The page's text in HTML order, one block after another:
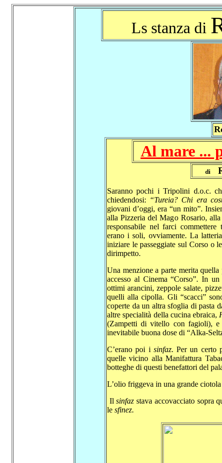
Ls stanza di
Al mare ...
di
Saranno pochi i Tripolini d.o.c.
chiedendosi: “Tureia? Chi era
giovani d’oggi, era “un mito”.
alla Pizzeria del Mago Rosario,
responsabile nel farci commettere
erano i soli, ovviamente. La
iniziare le passeggiate sul Corso o
dirimpetto.
Una menzione a parte merita
accesso al Cinema “Corso”. In
ottimi arancini, zeppole salate,
quelli alla cipolla. Gli “scacci”
coperte da un altra sfoglia di pasta
altre specialità della cucina ebraica,
(Zampetti di vitello con fagioli), e
inevitabile buona dose di “Alka-
C’erano poi i sinfaz. Per un certo
quelle vicino alla Manifattura
botteghe di questi benefattori del
L’olio friggeva in una grande
Ilsinfaz stava accovacciato sopra
le sfinez.